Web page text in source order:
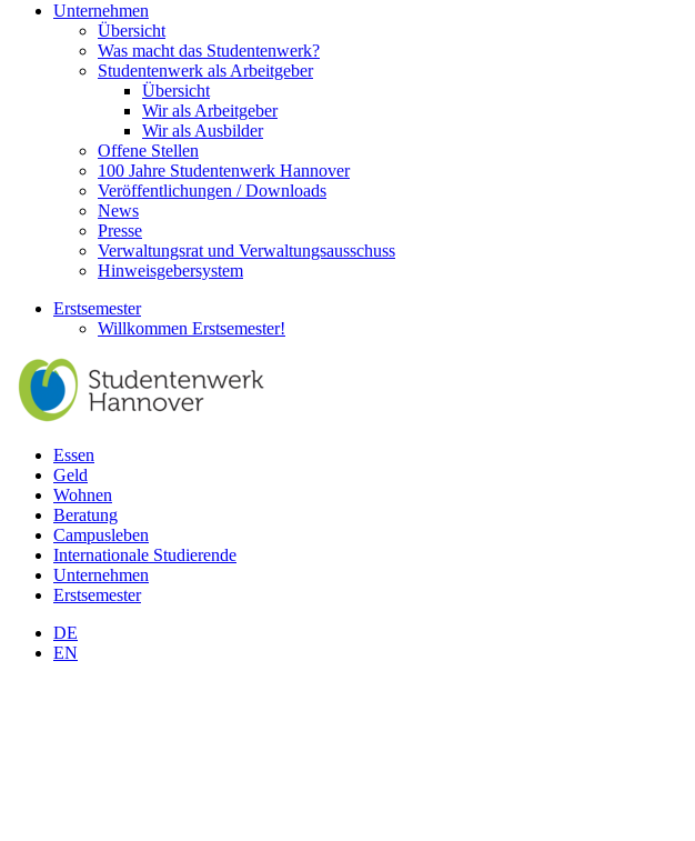
Unternehmen
Übersicht
Was macht das Studentenwerk?
Studentenwerk als Arbeitgeber
Übersicht
Wir als Arbeitgeber
Wir als Ausbilder
Offene Stellen
100 Jahre Studentenwerk Hannover
Veröffentlichungen / Downloads
News
Presse
Verwaltungsrat und Verwaltungsausschuss
Hinweisgebersystem
Erstsemester
Willkommen Erstsemester!
Essen
Geld
Wohnen
Beratung
Campusleben
Internationale Studierende
Unternehmen
Erstsemester
DE
EN